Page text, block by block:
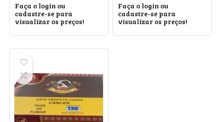
Faça o login ou
cadastre-se para
visualizar os preços!
Faça o login ou
cadastre-se para
visualizar os preços!